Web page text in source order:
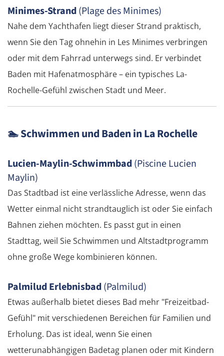
Minimes-Strand(Plage des Minimes)
Nahe dem Yachthafen liegt dieser Strand praktisch,
wenn Sie den Tag ohnehin in Les Minimes verbringen
oder mit dem Fahrrad unterwegs sind. Er verbindet
Baden mit Hafenatmosphäre – ein typisches La-
Rochelle-Gefühl zwischen Stadt und Meer.
🏊Schwimmen und Baden in La Rochelle
Lucien-Maylin-Schwimmbad(Piscine Lucien
Maylin)
Das Stadtbad ist eine verlässliche Adresse, wenn das
Wetter einmal nicht strandtauglich ist oder Sie einfach
Bahnen ziehen möchten. Es passt gut in einen
Stadttag, weil Sie Schwimmen und Altstadtprogramm
ohne große Wege kombinieren können.
Palmilud Erlebnisbad(Palmilud)
Etwas außerhalb bietet dieses Bad mehr "Freizeitbad-
Gefühl" mit verschiedenen Bereichen für Familien und
Erholung. Das ist ideal, wenn Sie einen
wetterunabhängigen Badetag planen oder mit Kindern
Komotini
Xanthi
Kavala
Asprovalta
Thessaloniki
Katerini
Kalambaka
Meteora-Klöster
Karditsa
Lamia
Livanates
Chalkida